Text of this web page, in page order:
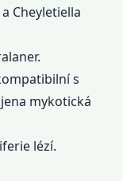
Cheyletiella
s
mykotická
lézí.